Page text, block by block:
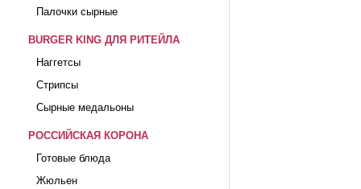
Палочки сырные
BURGER KING ДЛЯ РИТЕЙЛА
Наггетсы
Стрипсы
Сырные медальоны
РОССИЙСКАЯ КОРОНА
Готовые блюда
Жюльен